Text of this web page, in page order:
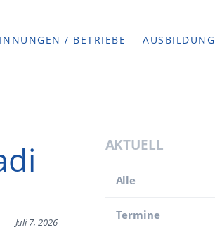
INNUNGEN / BETRIEBE AUSBILDUNG
Juli 7, 2026
AKTUELL
Alle
Termine